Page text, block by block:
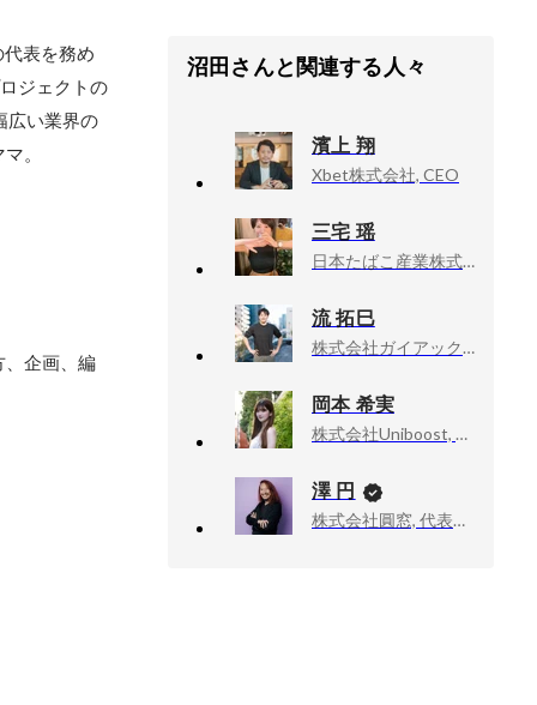
表を務め
ジェクトの
広い業界の
。
、企画、編
沼田さんと関連する人々
濱上 翔
Xbet株式会社, CEO
三宅 瑶
日本たばこ産業株式会社
流 拓巳
株式会社ガイアックス, 管理本部長
岡本 希実
株式会社Uniboost, 代表取締役
澤 円
株式会社圓窓, 代表取締役